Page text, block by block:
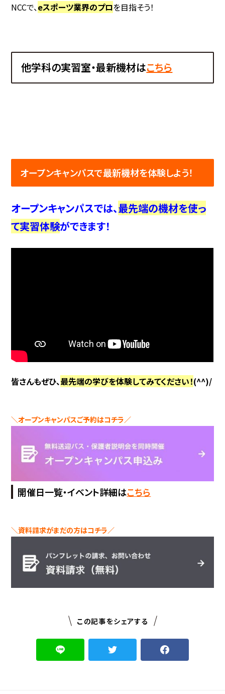
NCCで、eスポーツ業界のプロを目指そう！
他学科の実習室・最新機材はこちら
オープンキャンパスで最新機材を体験しよう！
オープンキャンパスでは、最先端の機材を使っ
て実習体験ができます！
皆さんもぜひ、最先端の学びを体験してみてください！(^^)/
＼オープンキャンパスご予約はコチラ／
開催日一覧・イベント詳細はこちら
＼資料請求がまだの方はコチラ／
この記事をシェアする